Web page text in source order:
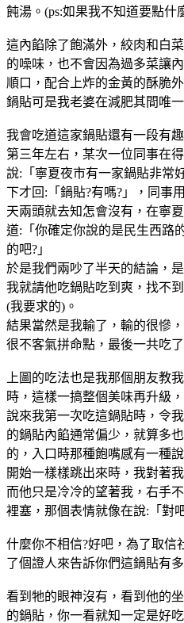
飩湯。(ps:如果我不知道要點什
這內餡除了飽滿外，絞肉和白
的噪味，也不會因為過多菜讓
順口，配合上炸的金黃的酥脆
鍋貼可是我老婆在減肥其間唯
我會吃道這家鍋貼還有一段有
第三年左右，某次一位同事在
說:「寧夏夜市有一家鍋貼非常
下才回:「鍋貼?有嗎?」，同事
天兩頭就去知怎會沒有，在寧
道:「你確定你說的是民生西路
的吧?」
於是我們兩吵了半天的結論，
我就請他吃鍋貼吃到爽，找不
(我要求的)。
結果當然是我輸了，輸的很慘
很不客氣拼命點，最後一共吃
上圖的吃法也是我那個朋友教
時，這樣一搞整個美味再升級
說來我第一次吃這鍋貼時，令
的鍋貼內餡通常偏少，就算多
的，入口時那種飽嘴感有一種
開始一樣樣跳出來時，我對著
而他只是冷冷的望著我，右手
裡塞，那個表情就像在說:「對
什麼你不相信?好吧，為了取信
了個證人來告訴你們這鍋貼有
看到牠的眼神沒有，看到他的
的鍋貼，你一看就知一定是好吃